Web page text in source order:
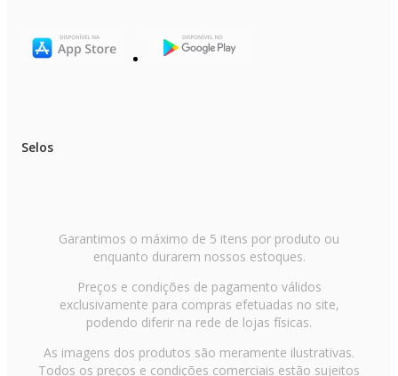
Selos
Garantimos o máximo de 5 itens por produto ou
enquanto durarem nossos estoques.
Preços e condições de pagamento válidos
exclusivamente para compras efetuadas no site,
podendo diferir na rede de lojas físicas.
As imagens dos produtos são meramente ilustrativas.
Todos os preços e condições comerciais estão sujeitos